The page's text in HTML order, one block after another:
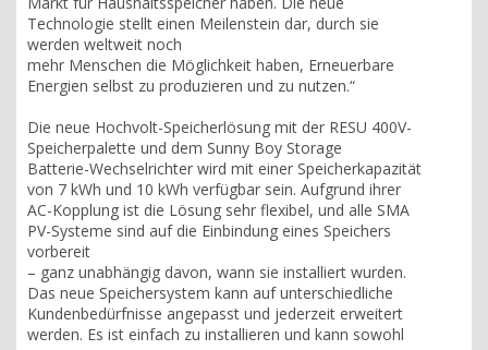
Technologie stellt einen Meilenstein dar, durch sie
werden weltweit noch
mehr Menschen die Möglichkeit haben, Erneuerbare
Energien selbst zu produzieren und zu nutzen.“
Die neue Hochvolt-Speicherlösung mit der RESU 400V-
Speicherpalette und dem Sunny Boy Storage
Batterie-Wechselrichter wird mit einer Speicherkapazität
von 7 kWh und 10 kWh verfügbar sein. Aufgrund ihrer
AC-Kopplung ist die Lösung sehr flexibel, und alle SMA
PV-Systeme sind auf die Einbindung eines Speichers
vorbereit
– ganz unabhängig davon, wann sie installiert wurden.
Das neue Speichersystem kann auf unterschiedliche
Kundenbedürfnisse angepasst und jederzeit erweitert
werden. Es ist einfach zu installieren und kann sowohl